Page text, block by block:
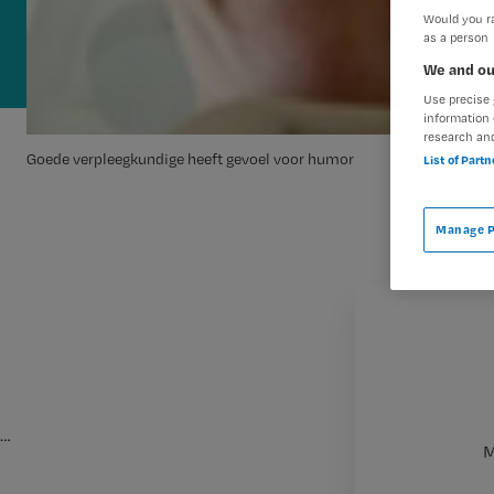
Goede verpleegkundige heeft gevoel voor humor
…
Would you
as a person
We and
Use
information
research
List of
Manage